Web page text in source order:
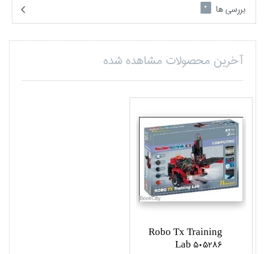
بررسی ها
0
آخرین محصولات مشاهده شده
Robo Tx Training
Lab 505286